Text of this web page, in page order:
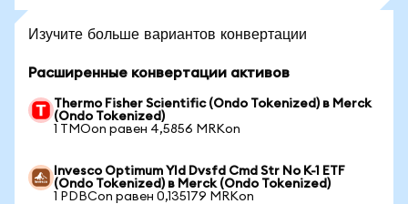
Изучите больше вариантов конвертации
Расширенные конвертации активов
Thermo Fisher Scientific (Ondo Tokenized) в Merck
(Ondo Tokenized)
1 TMOon равен 4,5856 MRKon
Invesco Optimum Yld Dvsfd Cmd Str No K-1 ETF
(Ondo Tokenized) в Merck (Ondo Tokenized)
1 PDBCon равен 0,135179 MRKon